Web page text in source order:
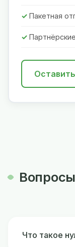
Пакетная
Что такое